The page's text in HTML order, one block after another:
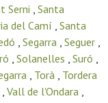
Serni , Santa
del Camí , Santa
, Segarra , Seguer ,
, Solanelles , Suró ,
, Torà , Tordera
, Vall de l'Ondara ,